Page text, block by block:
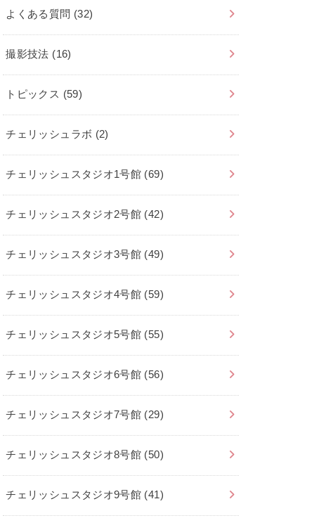
よくある質問 (32)
撮影技法 (16)
トピックス (59)
チェリッシュラボ (2)
チェリッシュスタジオ1号館 (69)
チェリッシュスタジオ2号館 (42)
チェリッシュスタジオ3号館 (49)
チェリッシュスタジオ4号館 (59)
チェリッシュスタジオ5号館 (55)
チェリッシュスタジオ6号館 (56)
チェリッシュスタジオ7号館 (29)
チェリッシュスタジオ8号館 (50)
チェリッシュスタジオ9号館 (41)